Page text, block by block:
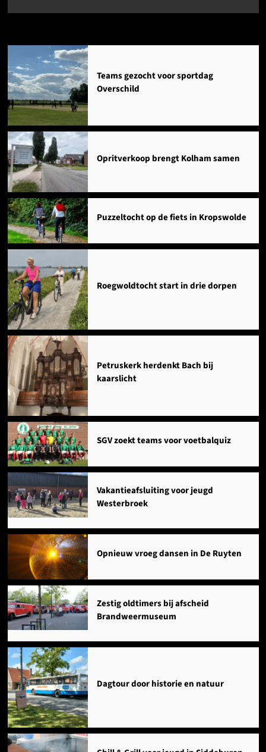
Agenda
Teams gezocht voor sportdag
Overschild
Opritverkoop brengt Kolham samen
Puzzeltocht op de fiets in Kropswolde
Roegwoldtocht start in drie dorpen
Petruskerk herdenkt Bach bij
kaarslicht
SGV zoekt teams voor voetbalquiz
Vakantieafsluiting voor jeugd
Westerbroek
Opnieuw vroeg dansen in De Ruyten
Zestig oldtimers bij afscheid
Brandweermuseum
Dagtour door historie en natuur